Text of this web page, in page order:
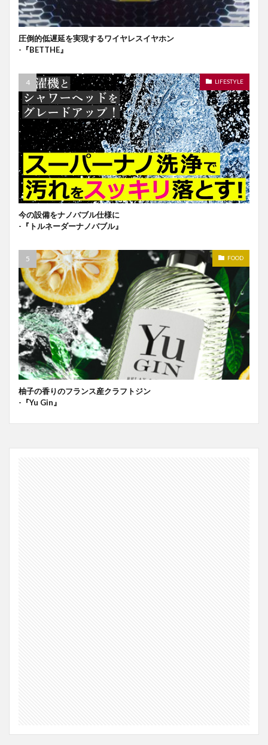
圧倒的低遅延を実現するワイヤレスイヤホン
-『BETTHE』
LIFESTYLE
今の設備をナノバブル仕様に
-『トルネーダーナノバブル』
FOOD
柚子の香りのフランス産クラフトジン
-『Yu Gin』